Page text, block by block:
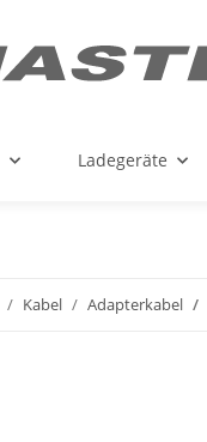
Ladegeräte
Kabel Adapterkabel